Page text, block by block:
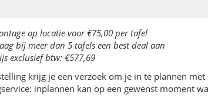
op locatie voor €75,00 per tafel
bij meer dan 5 tafels een best deal aan
exclusief btw: €577,69
krijg je een verzoek om je in te plannen
inplannen kan op een gewenst moment